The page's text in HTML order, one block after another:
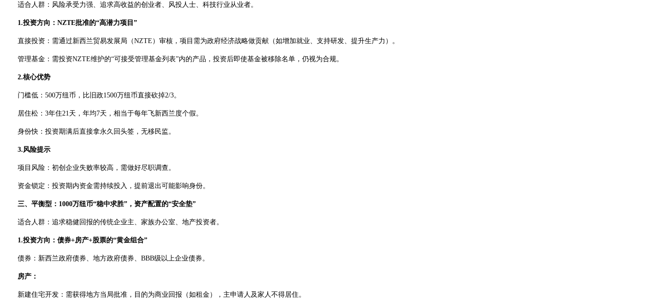
适合人群：风险承受力强、追求高收益的创业者、风投人士、科技行业从业者。
1.投资方向：NZTE批准的“高潜力项目”
直接投资：需通过新西兰贸易发展局（NZTE）审核，项目需为政府经济战略做贡献（如增加就业、支持研发、提升生产力）。
管理基金：需投资NZTE维护的“可接受管理基金列表”内的产品，投资后即使基金被移除名单，仍视为合规。
2.核心优势
门槛低：500万纽币，比旧政1500万纽币直接砍掉2/3。
居住松：3年住21天，年均7天，相当于每年飞新西兰度个假。
身份快：投资期满后直接拿永久回头签，无移民监。
3.风险提示
项目风险：初创企业失败率较高，需做好尽职调查。
资金锁定：投资期内资金需持续投入，提前退出可能影响身份。
三、平衡型：1000万纽币“稳中求胜”，资产配置的“安全垫”
适合人群：追求稳健回报的传统企业主、家族办公室、地产投资者。
1.投资方向：债券+房产+股票的“黄金组合”
债券：新西兰政府债券、地方政府债券、BBB级以上企业债券。
房产：
新建住宅开发：需获得地方当局批准，目的为商业回报（如租金），主申请人及家人不得居住。